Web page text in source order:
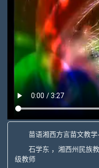
苗语湘西方言苗文教
石学东 ，湘西州民族
级教师